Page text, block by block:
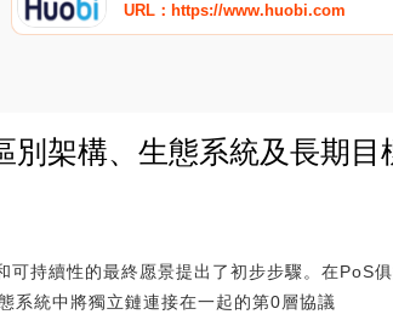
URL：https://www.huobi.com
別架構、生態系統及長期目
可持續性的最終愿景提出了初步步驟。在PoS
統中將獨立鏈連接在一起的第0層協議